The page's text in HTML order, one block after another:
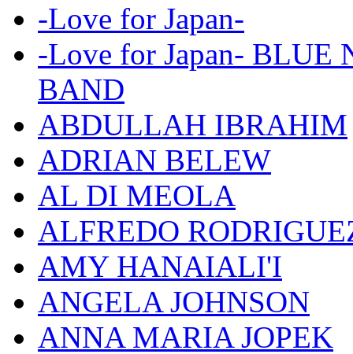
-Love for Japan-
-Love for Japan- BLUE
BAND
ABDULLAH IBRAHIM
ADRIAN BELEW
AL DI MEOLA
ALFREDO
AMY HANAIALI'I
ANGELA JOHNSON
ANNA MARIA JOPEK